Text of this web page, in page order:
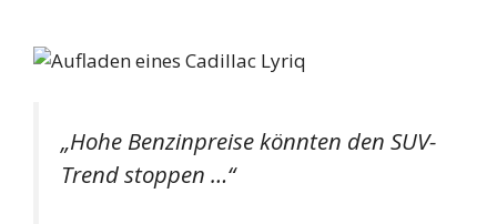
„Hohe Benzinpreise könnten den SUV-
Trend stoppen …“